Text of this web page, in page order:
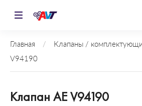
Главная / Клапаны /
V94190
Клапан AE V94190